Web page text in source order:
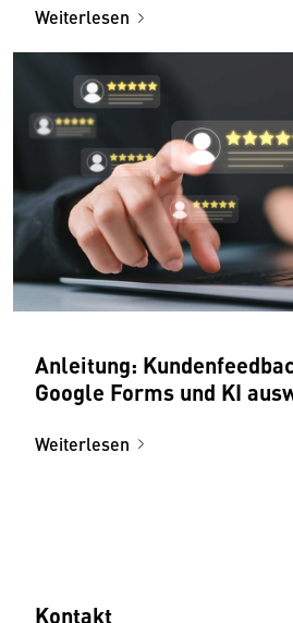
Weiterlesen
Anleitung:
Google Forms und KI
Weiterlesen
Kontakt